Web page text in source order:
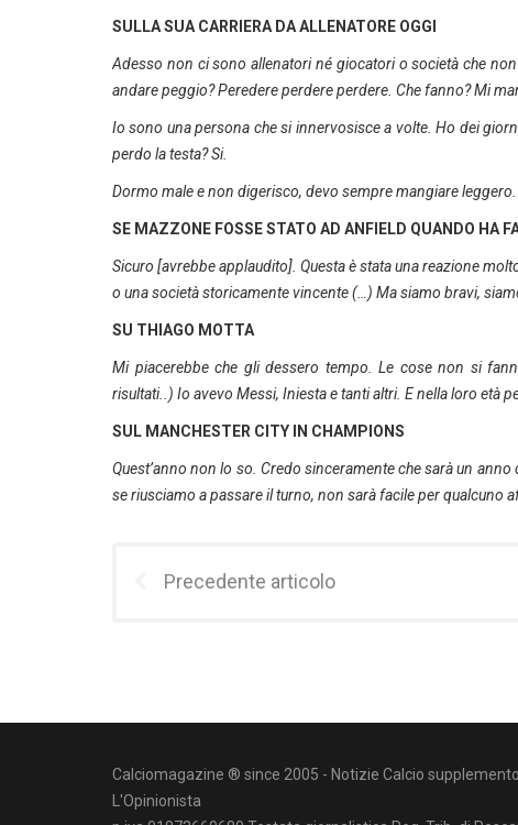
SULLA SUA CARRIERA DA ALLENATORE OGGI
Adesso non ci sono allenatori né giocatori o società che
andare peggio? Peredere perdere perdere. Che fanno? Mi
Io sono una persona che si innervosisce a volte. Ho dei
perdo la testa? Si.
Dormo male e non digerisco, devo sempre mangiare leggero.
SE MAZZONE FOSSE STATO AD ANFIELD QUANDO HA
Sicuro [avrebbe applaudito]. Questa è stata una reazione
o una società storicamente vincente (…) Ma siamo bravi,
SU THIAGO MOTTA
Mi piacerebbe che gli dessero tempo. Le cose non si
risultati..) Io avevo Messi, Iniesta e tanti altri. E nella loro età
SUL MANCHESTER CITY IN CHAMPIONS
Quest’anno non lo so. Credo sinceramente che sarà un
se riusciamo a passare il turno, non sarà facile per qualcuno
Precedente articolo
Calciomagazine ® since 2005 - Notizie Calcio
L'Opinionista